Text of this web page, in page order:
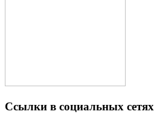
Ссылки в социальных сетях